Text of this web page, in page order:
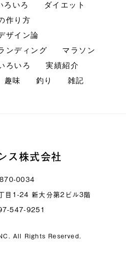
ろいろ
ダイエット
作り方
ザイン論
ンディング
マラソン
ろいろ
実績紹介
趣味 釣り 雑記
ス株式会社
0034
目1-24 新大分第2ビル3階
547-9251
All Rights Reserved.